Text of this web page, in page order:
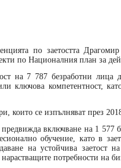
по заетостта
по Националния план за
на 7 787 безработни лица
ключова компетентност,
които се изпълняват през
включване на 1 577
обучение, като в
на устойчива заетост
потребности на